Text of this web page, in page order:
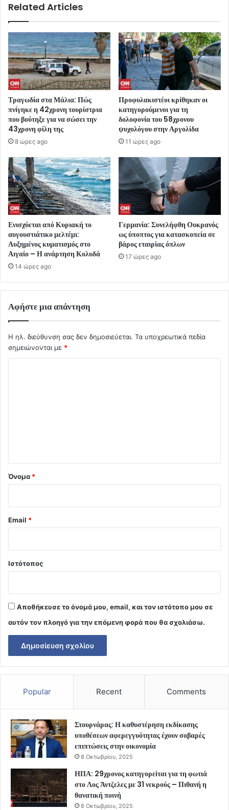
Related Articles
Τραγωδία στα Μάλια: Πώς
πνίγηκε η 42χρονη τουρίστρια
που βούτηξε για να σώσει την
43χρονη φίλη της
8 ώρες ago
Προφυλακιστέοι κρίθηκαν οι
κατηγορούμενοι για τη
δολοφονία του 58χρονου
ψυχολόγου στην Αργολίδα
11 ώρες ago
Ενισχύεται από Κυριακή το
αυγουστιάτικο μελτέμι:
Αυξημένος κυματισμός στο
Αιγαίο – Η ανάρτηση Κολυδά
14 ώρες ago
Γερμανία: Συνελήφθη Ουκρανός
ως ύποπτος για κατασκοπεία σε
βάρος εταιρίας όπλων
17 ώρες ago
Αφήστε μια απάντηση
Η ηλ. διεύθυνση σας δεν δημοσιεύεται. Τα υποχρεωτικά πεδία
σημειώνονται με *
Όνομα *
Email *
Ιστότοπος
Αποθήκευσε το όνομά μου, email, και τον ιστότοπο μου σε
αυτόν τον πλοηγό για την επόμενη φορά που θα σχολιάσω.
Popular Recent Comments
Στουρνάρας: Η καθυστέρηση εκδίκασης
υποθέσεων αφερεγγυότητας έχουν σοβαρές
επιπτώσεις στην οικονομία
8 Οκτωβρίου, 2025
ΗΠΑ: 29χρονος κατηγορείται για τη φωτιά
στο Λος Άντζελες με 31 νεκρούς – Πιθανή η
θανατική ποινή
8 Οκτωβρίου, 2025